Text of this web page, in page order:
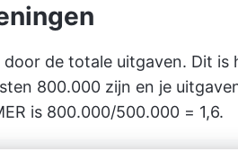
de totale uitgaven. Dit is
800.000 zijn en je
is 800.000/500.000 = 1,6.